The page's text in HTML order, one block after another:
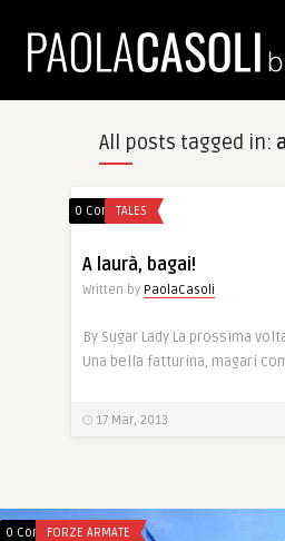
All posts tagged in:
0 Comments
TALES
A laurà, bagai!
Written by PaolaCasoli
By Sugar Lady La prossima
Una bella fatturina, magari
17 Mar, 2013
0 CommentsFORZE ARMATE